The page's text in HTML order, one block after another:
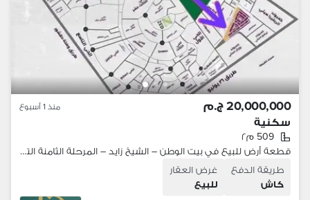
20,000,000 ج.م منذ 1 أسبوع
سكنية
509 م٢
قطعة أرض للبيع في بيت الوطن – الشيخ زايد – المرحلة الثامنة التكميلية Beit Al Watan – Sheikh Zayed فرصة استثمارية خلف رويال سيتي
طريقة الدفع
كاش
غرض العقار
للبيع